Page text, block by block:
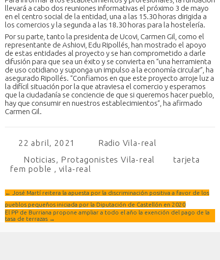
llevará a cabo dos reuniones informativas el próximo 3 de mayo
en el centro social de la entidad, una a las 15.30 horas dirigida a
los comercios y la segunda a las 18.30 horas para la hostelería.
Por su parte, tanto la presidenta de Ucovi, Carmen Gil, como el
representante de Ashiovi, Edu Ripollés, han mostrado el apoyo
de estas entidades al proyecto y se han comprometido a darle
difusión para que sea un éxito y se convierta en “una herramienta
de uso cotidiano y suponga un impulso a la economía circular”, ha
asegurado Ripollés. “Confiamos en que este proyecto arroje luz a
la difícil situación por la que atraviesa el comercio y esperamos
que la ciudadanía se conciencie de que si queremos hacer pueblo,
hay que consumir en nuestros establecimientos”, ha afirmado
Carmen Gil.
22 abril, 2021
Radio Vila-real
Noticias
Protagonistes Vila-real
tarjeta
fem poble
vila-real
←
José Martí reitera la apuesta por la discriminación positiva a favor de los
pueblos pequeños iniciada por la Diputación de Castellón en 2020
El PP de Burriana propone ampliar a todo el año la exención del pago de la
tasa de terrazas
→